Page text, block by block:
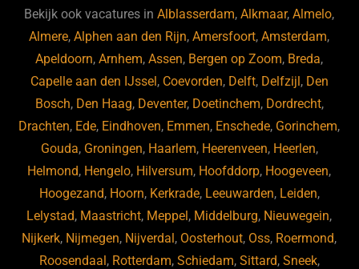
b
o
o
k
ky dI
n
Bekijk ook vacatures inAlblasserdam,Alkmaar,Almelo,
Almere,Alphen aan den Rijn,Amersfoort,Amsterdam,
Apeldoorn,Arnhem,Assen, Bergen op Zoom, Breda,
Capelle aan den IJssel , Coevorden, Delft, Delfzijl , Den
Bosch, Den Haag, Deventer, Doetinchem, Dordrecht,
Drachten, Ede, Eindhoven, Emmen, Enschede, Gorinchem,
Gouda, Groningen, Haarlem, Heerenveen, Heerlen,
Helmond, Hengelo, Hilversum, Hoofddorp, Hoogeveen,
Hoogezand, Hoorn, Kerkrade, Leeuwarden, Leiden,
Lelystad, Maastricht, Meppel , Middelburg, Nieuwegein,
Nijkerk, Nijmegen, Nijverdal , Oosterhout, Oss, Roermond,
Roosendaal , Rotterdam, Schiedam, Sittard, Sneek,